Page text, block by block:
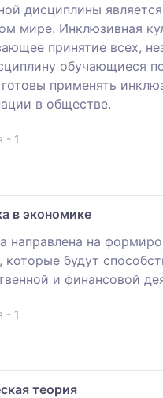
дисциплины
мире. Инклюзивная
принятие всех,
обучающиеся
применять
в обществе.
- 1
в экономике
направлена на
которые будут
и финансовой
- 1
теория